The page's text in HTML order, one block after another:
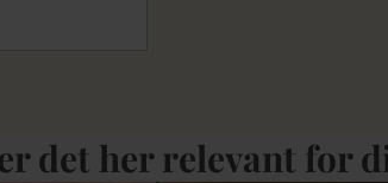
det her relevant for